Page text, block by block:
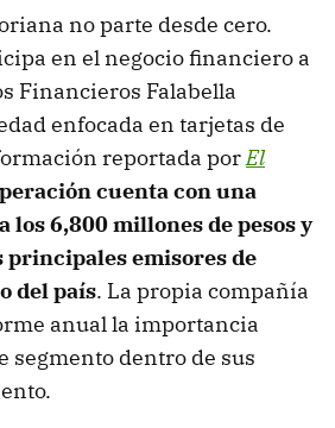
no parte desde cero.
en el negocio financiero a
Financieros Falabella
enfocada en tarjetas de
reportada porEl
cuenta con una
los 6,800 millones de pesos y
principales emisores de
del país. La propia compañía
anual la importancia
segmento dentro de sus